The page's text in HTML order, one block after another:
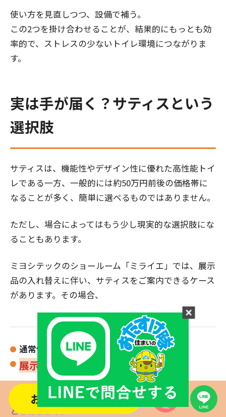
使い方を見直しつつ、設備で補う。
この2つを掛け合わせることが、結果的にもっとも効
率的で、ストレスの少ないトイレ環境につながりま
す。
実は手が届く？サティスという
選択肢
サティスは、機能性やデザイン性に優れた高性能トイ
レである一方、一般的には約50万円前後の価格帯に
なることが多く、簡単に選べるものではありません。
ただし、場合によってはもう少し現実的な選択肢にな
ることもあります。
ミヨシテックのショールーム「ミライエ」では、展示
品の入れ替えに伴い、サティスをご案内できるケース
があります。その場合、
通常価格 ：約50万円前後
展示品：約35万円前後
といった形で、コストを抑えたご提案が可能になるこ
ともあります。
お問い合わせする